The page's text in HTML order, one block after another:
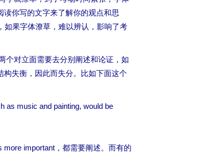
你写的文字来了解你的观点和思
果字体潦草，难以辨认，影响了考
个对立面需要去分别阐述和论证，如
失衡，因此而失分。比如下面这个
as music and painting, would be
important，都需要阐述。而有的